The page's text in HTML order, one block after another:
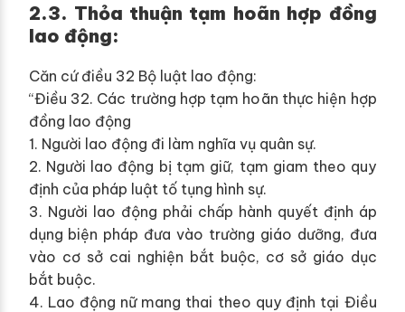
2.3. Thỏa thuận tạm hoãn hợp đồng
lao động:
Căn cứ điều 32 Bộ luật lao động:
“Điều 32. Các trường hợp tạm hoãn thực hiện hợp
đồng lao động
1. Người lao động đi làm nghĩa vụ quân sự.
2. Người lao động bị tạm giữ, tạm giam theo quy
định của pháp luật tố tụng hình sự.
3. Người lao động phải chấp hành quyết định áp
dụng biện pháp đưa vào trường giáo dưỡng, đưa
vào cơ sở cai nghiện bắt buộc, cơ sở giáo dục
bắt buộc.
4. Lao động nữ mang thai theo quy định tại Điều